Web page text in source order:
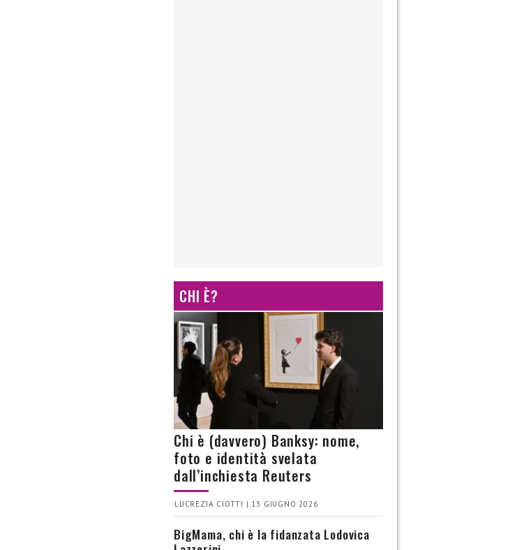
CHI È?
Chi è (davvero) Banksy: nome,
foto e identità svelata
dall’inchiesta Reuters
LUCREZIA CIOTTI | 13 GIUGNO 2026
BigMama, chi è la fidanzata Lodovica